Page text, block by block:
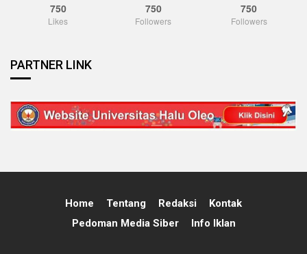
750
Likes
750
Followers
750
Followers
PARTNER LINK
Home Tentang Redaksi
Kontak
Pedoman Media Siber
Info Iklan